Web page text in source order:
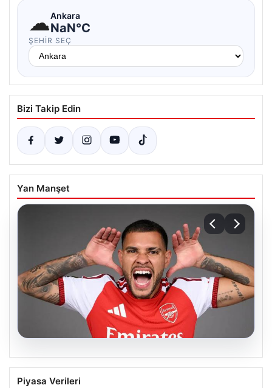
☁Ankara
NaN°C
ŞEHIR SEÇ
Bizi Takip Edin
Yan Manşet
Arsenal, Bruno Guimaraes’i transfer etti
Piyasa Verileri